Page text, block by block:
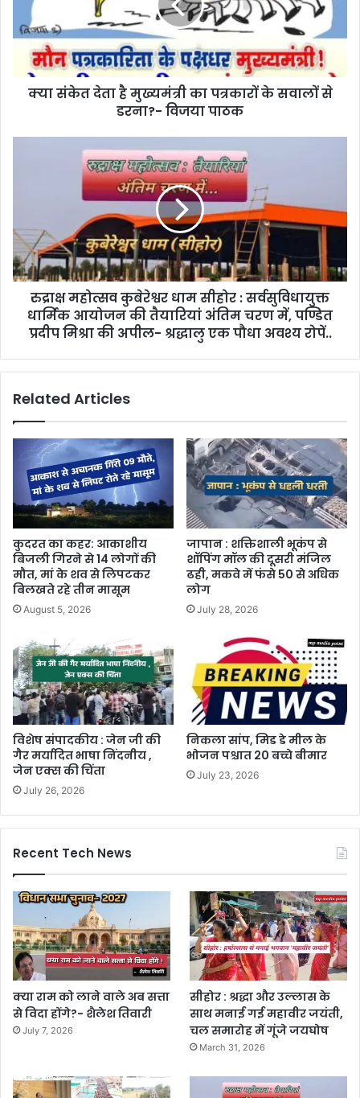
l
क्‍या संकेत देता है मुख्‍यमंत्री का पत्रकारों के सवालों से
डरना?- विजया पाठक
रुद्राक्ष महोत्सव कुबेरेश्वर धाम सीहोर : सर्वसुविधायुक्त
धार्मिक आयोजन की तैयारियां अंतिम चरण में, पण्डित
प्रदीप मिश्रा की अपील- श्रद्धालु एक पौधा अवश्य रोपें..
Related Articles
कुदरत का कहर: आकाशीय
बिजली गिरने से 14 लोगों की
मौत, मां के शव से लिपटकर
बिलखते रहे तीन मासूम
August 5, 2026
जापान : शक्तिशाली भूकंप से
शॉपिंग मॉल की दूसरी मंजिल
ढही, मकवे में फंसे 50 से अधिक
लोग
July 28, 2026
विशेष संपादकीय : जेन जी की
गैर मर्यादित भाषा निंदनीय ,
जेन एक्स की चिंता
July 26, 2026
निकला सांप, मिड डे मील के
भोजन पश्चात 20 बच्चे बीमार
July 23, 2026
Recent Tech News
क्या राम को लाने वाले अब सत्ता
से विदा होंगे?- शैलेश तिवारी
July 7, 2026
सीहोर : श्रद्धा और उल्लास के
साथ मनाई गई महावीर जयंती,
चल समारोह में गूंजे जयघोष
March 31, 2026